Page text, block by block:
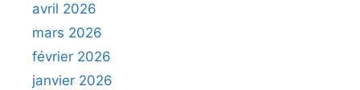
avril 2026
mars 2026
février 2026
janvier 2026